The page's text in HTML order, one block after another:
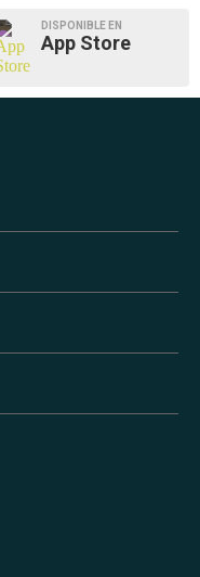
DISPONIBLE EN
App Store